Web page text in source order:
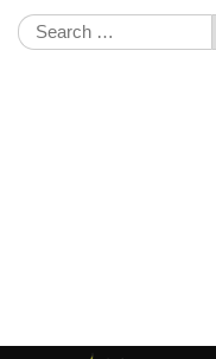
Search
for: